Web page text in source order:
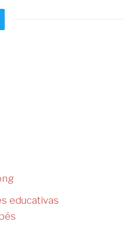
educativas